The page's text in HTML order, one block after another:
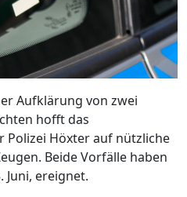
Aufklärung von zwei
hofft das
Polizei Höxter auf nützliche
Beide Vorfälle haben
Juni, ereignet.